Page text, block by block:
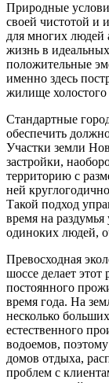
Природные
своей чистотой и
для многих людей
жизнь в
положительные
именно здесь
жилище холостого
Стандартные
обеспечить
Участки земли
застройки,
территорию с
ней
Такой подход
время на
одиноких людей,
Превосходная
шоссе делает
постоянного
время года. На
несколько
естественного
водоемов,
домов отдыха,
проблем с